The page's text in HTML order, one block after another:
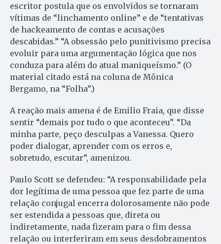
escritor postula que os envolvidos se tornaram
vítimas de “linchamento online” e de “tentativas
de hackeamento de contas e acusações
descabidas.” “A obsessão pelo punitivismo precisa
evoluir para uma argumentação lógica que nos
conduza para além do atual maniqueísmo.” (O
material citado está na coluna de Mônica
Bergamo, na “Folha”.)
A reação mais amena é de Emilio Fraia, que disse
sentir “demais por tudo o que aconteceu”. “Da
minha parte, peço desculpas a Vanessa. Quero
poder dialogar, aprender com os erros e,
sobretudo, escutar”, amenizou.
Paulo Scott se defendeu: “A responsabilidade pela
dor legítima de uma pessoa que fez parte de uma
relação conjugal encerra dolorosamente não pode
ser estendida a pessoas que, direta ou
indiretamente, nada fizeram para o fim dessa
relação ou interferiram em seus desdobramentos